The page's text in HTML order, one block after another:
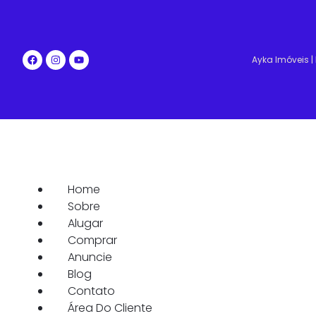
Ayka Imóveis
Home
Sobre
Alugar
Comprar
Anuncie
Blog
Contato
Área Do Cliente